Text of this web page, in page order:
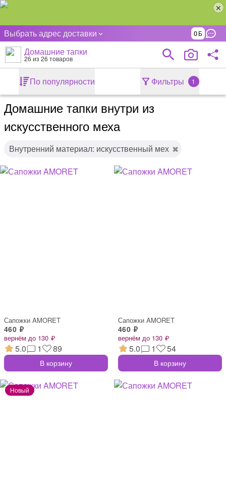
Выбрать адрес доставки 0
Домашние тапки
26 из 26 товаров
По популярности Фильтры 1
Домашние тапки внутри из
искусственного меха
Внутренний материал: искусственный мех
Сапожки AMORET
460 ₽
вернём до 130 ₽
5.0 1 89
В корзину
Сапожки AMORET
460 ₽
вернём до 130 ₽
5.0 1 54
В корзину